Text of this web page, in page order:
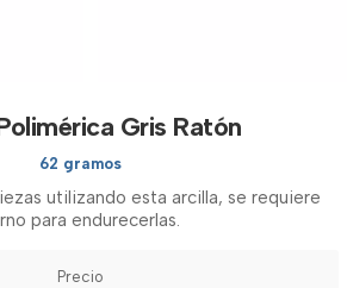
Gris Ratón
62 gramos
utilizando esta arcilla, se requiere
para endurecerlas.
Precio